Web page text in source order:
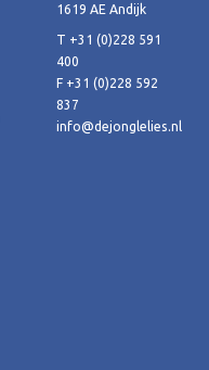
1619 AE Andijk
T +31 (0)228 591
400
F +31 (0)228 592
837
info@dejonglelies.nl